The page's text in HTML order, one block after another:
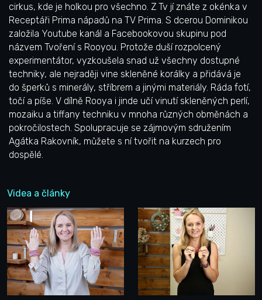
cirkus, kde je holkou pro všechno. Z Tv jí znáte z okénka v
Receptáři Prima nápadů na TV Prima. S dcerou Dominikou
založila Youtube kanál a Facebookovou skupinu pod
názvem Tvoření s Rooyou. Protože duší rozpolcený
experimentátor, vyzkoušela snad už všechny dostupné
techniky, ale nejraději vine skleněné korálky a přidává je
do šperků s minerály, stříbrem a jinými materiály. Ráda fotí,
točí a píše. V dílně Rooya i jinde učí vinutí skleněných perlí,
mozaiku a tiffany techniku v mnoha různých obměnách a
pokročilostech. Spolupracuje se zájmovým sdružením
Agátka Rakovník, můžete s ní tvořit na kurzech pro
dospělé.
Videa a články